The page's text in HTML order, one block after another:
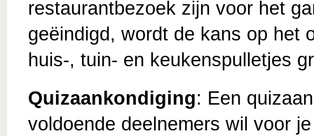
restaurantbezoek zijn voor het
geëindigd, wordt de kans op het
huis-, tuin- en keukenspulletjes
Quizaankondiging: Een
voldoende deelnemers wil voor